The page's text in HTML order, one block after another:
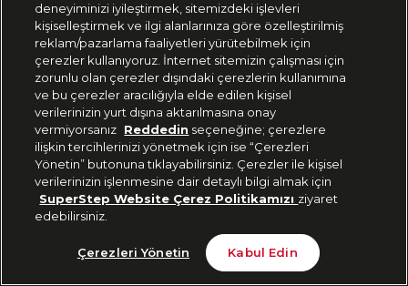
Tükendi
444 37 36
Uygulamadan Takip Edin
Bizi Takip Edin
deneyiminizi iyileştirmek, sitemizdeki işlevleri
kişiselleştirmek ve ilgi alanlarınıza göre özelleştirilmiş
reklam/pazarlama faaliyetleri yürütebilmek için
çerezler kullanıyoruz. İnternet sitemizin çalışması için
zorunlu olan çerezler dışındaki çerezlerin kullanımına
ve bu çerezler aracılığıyla elde edilen kişisel
verilerinizin yurt dışına aktarılmasına onay
vermiyorsanız Reddedin seçeneğine; çerezlere
ilişkin tercihlerinizi yönetmek için ise “Çerezleri
Yönetin” butonuna tıklayabilirsiniz. Çerezler ile kişisel
verilerinizin işlenmesine dair detaylı bilgi almak için
SuperStep Website Çerez Politikamızı ziyaret
edebilirsiniz.
Çerezleri Yönetin Kabul Edin